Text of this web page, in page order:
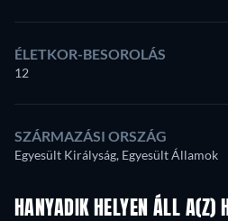
ÉLETKOR-BESOROLÁS
12
SZÁRMAZÁSI ORSZÁG
Egyesült Királyság, Egyesült Államok
HANYADIK HELYEN ÁLL A(Z)